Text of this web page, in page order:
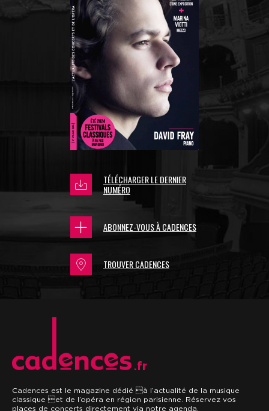
TÉLÉCHARGER LE DERNIER
NUMÉRO
ABONNEZ-VOUS À CADENCES
TROUVER CADENCES
.fr
Cadences est le magazine dédié à l’actualité de la musique
classique et de l’opéra en région parisienne. Réservez vos
places de concerts directement via notre agenda.